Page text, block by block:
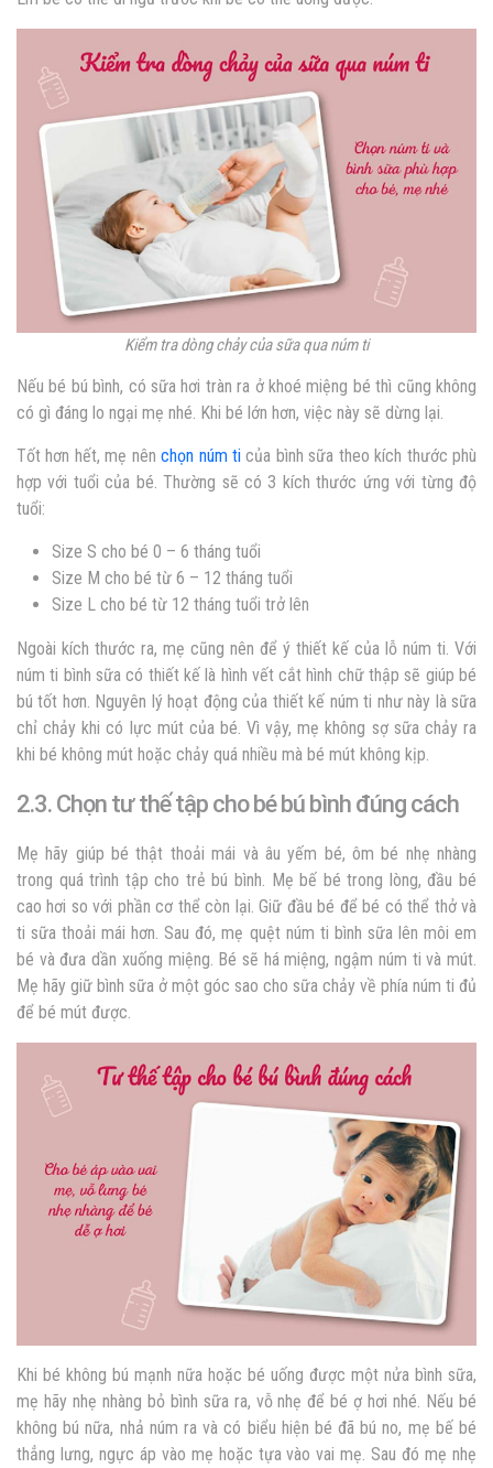
Kiểm tra dòng chảy của sữa qua núm ti
Nếu bé bú bình, có sữa hơi tràn ra ở khoé miệng bé thì cũng không
có gì đáng lo ngại mẹ nhé. Khi bé lớn hơn, việc này sẽ dừng lại.
Tốt hơn hết, mẹ nênchọn núm ti của bình sữa theo kích thước phù
hợp với tuổi của bé. Thường sẽ có 3 kích thước ứng với từng độ
tuổi:
Size S cho bé 0 – 6 tháng tuổi
Size M cho bé từ 6 – 12 tháng tuổi
Size L cho bé từ 12 tháng tuổi trở lên
Ngoài kích thước ra, mẹ cũng nên để ý thiết kế của lỗ núm ti. Với
núm ti bình sữa có thiết kế là hình vết cắt hình chữ thập sẽ giúp bé
bú tốt hơn. Nguyên lý hoạt động của thiết kế núm ti như này là sữa
chỉ chảy khi có lực mút của bé. Vì vậy, mẹ không sợ sữa chảy ra
khi bé không mút hoặc chảy quá nhiều mà bé mút không kịp.
2.3. Chọn tư thế tập cho bé bú bình đúng cách
Mẹ hãy giúp bé thật thoải mái và âu yếm bé, ôm bé nhẹ nhàng
trong quá trình tập cho trẻ bú bình. Mẹ bế bé trong lòng, đầu bé
cao hơi so với phần cơ thể còn lại. Giữ đầu bé để bé có thể thở và
ti sữa thoải mái hơn. Sau đó, mẹ quệt núm ti bình sữa lên môi em
bé và đưa dần xuống miệng. Bé sẽ há miệng, ngậm núm ti và mút.
Mẹ hãy giữ bình sữa ở một góc sao cho sữa chảy về phía núm ti đủ
để bé mút được.
Khi bé không bú mạnh nữa hoặc bé uống được một nửa bình sữa,
mẹ hãy nhẹ nhàng bỏ bình sữa ra, vỗ nhẹ để bé ợ hơi nhé. Nếu bé
không bú nữa, nhả núm ra và có biểu hiện bé đã bú no, mẹ bế bé
thẳng lưng, ngực áp vào mẹ hoặc tựa vào vai mẹ. Sau đó mẹ nhẹ